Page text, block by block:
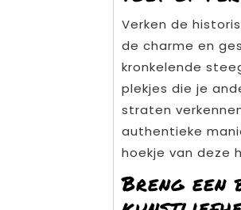
Verken de
de charme en
kronkelende
plekjes die je
straten
authentieke
hoekje van deze
Breng een